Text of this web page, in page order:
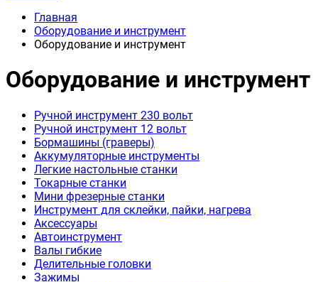
Главная
Оборудование и инструмент
Оборудование и инструмент
Оборудование и инструмент
Ручной инструмент 230 вольт
Ручной инструмент 12 вольт
Бормашины (граверы)
Аккумуляторные инструменты
Легкие настольные станки
Токарные станки
Мини фрезерные станки
Инструмент для склейки, пайки, нагрева
Аксессуары
Автоинструмент
Валы гибкие
Делительные головки
Зажимы